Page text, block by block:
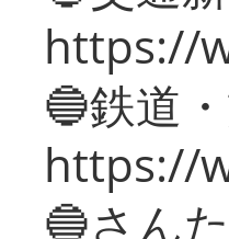
https://
🔵鉄道
https://
🔵さん